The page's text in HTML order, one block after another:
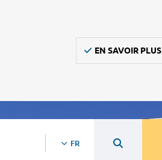
EN SAVOIR PLUS
FR